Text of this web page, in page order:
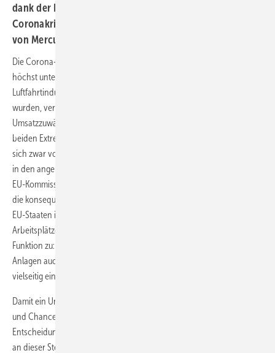
dank der Konjunkturpakete zur Überwindung der
Coronakrise wieder aufwärts gehen, sagt Volker Schulz
von Mercuri Urval.
Die Corona-Pandemie trifft die verschiedenen Wirtschaftszweige in
höchst unterschiedlichem Ausmaß. Während einige Branchen wie die
Luftfahrtindustrie oder das Messewesen fast vollständig lahmgelegt
wurden, verzeichneten IT-Unternehmen und Online-Handel rasante
Umsatzzuwächse. Die Windenergiebranche liegt zwischen diesen
beiden Extremen. Reisebeschränkungen und Lieferengpässe werden
sich zwar vorübergehend in den Bilanzen bemerkbar machen, doch
in den angekündigten Konjunkturpaketen von Bundesregierung und
EU-Kommission kommt eine klare Zielsetzung zum Ausdruck: Durch
die konsequente Förderung von erneuerbaren Energien sollen die
EU-Staaten ihre selbst gesteckten Klimaschutzziele erreichen und
Arbeitsplätze sichern. Der Windkraft kommt dabei eine doppelte
Funktion zu: Neben der Stromerzeugung soll sie in großen Offshore-
Anlagen auch zur Produktion von Wasserstoff genutzt werden, der als
vielseitig einsetzbarer Energieträger der Zukunft gilt.
Damit ein Unternehmen von den sich abzeichnenden Veränderungen
und Chancen profitieren kann, muss dessen Führungsriege mutige
Entscheidungen treffen. Das ist leichter gesagt als getan, weshalb es
an dieser Stelle lohnt, sich näher mit dem Thema zu beschäftigen. Die